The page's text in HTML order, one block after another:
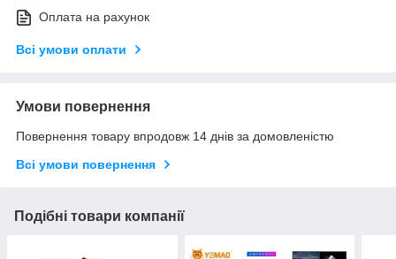
Оплата на рахунок
Всі умови оплати
Умови повернення
Повернення товару впродовж 14 днів за домовленістю
Всі умови повернення
Подібні товари компанії